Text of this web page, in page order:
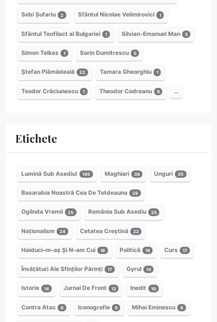
Sebi Șufariu 2 Sfântul Nicolae Velimirovici 1
Sfântul Teofilact al Bulgariei 1 Silvian-Emanuel Man 5
Simon Telkes 1 Sorin Dumitrescu 5
Ștefan Plămădeală 22 Tamara Gheorghiu 1
Teodor Crăciunescu 1 Theodor Codreanu 9 …
Etichete
Lumină Sub Asediu! 145 Maghiari 38 Unguri 35
Basarabia Noastră Cea De Totdeauna 28
Oglinda Vremii 25 România Sub Asediu 25
Naționalism 24 Cetatea Creștină 22
Haiduci–m–aș Și N–am Cui 18 Politică 18 Curs 17
Învățături Ale Sfinților Părinți 17 Gyrul 14
Istorie 14 Jurnal De Front 12 Inedit 10
Contra Atac 9 Iconografie 9 Mihai Eminescu 9